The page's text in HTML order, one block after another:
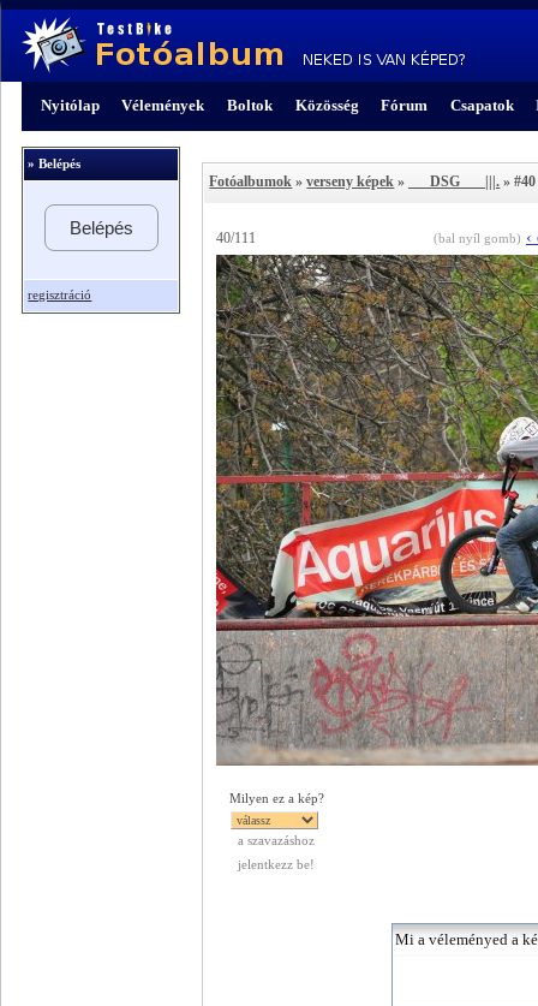
Nyitólap Vélemények Boltok Közösség Fórum Csapatok
» Belépés
Belépés
regisztráció
Fotóalbumok »verseny képek » ___DSG___ |||. » #40
40/111 (bal nyíl gomb) ‹
Milyen ez a kép?
a szavazáshoz
jelentkezz be!